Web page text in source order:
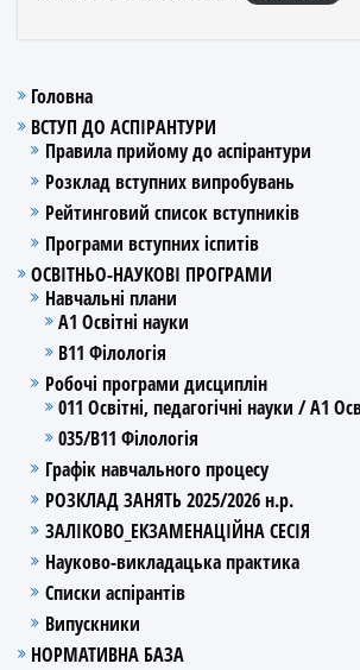
Головна
ВСТУП ДО АСПІРАНТУРИ
Правила прийому до аспірантури
Розклад вступних випробувань
Рейтинговий список вступників
Програми вступних іспитів
ОСВІТНЬО-НАУКОВІ ПРОГРАМИ
Навчальні плани
А1 Освітні науки
В11 Філологія
Робочі програми дисциплін
011 Освітні, педагогічні науки / А1
035/В11 Філологія
Графік навчального процесу
РОЗКЛАД ЗАНЯТЬ 2025/2026 н.р.
ЗАЛІКОВО_ЕКЗАМЕНАЦІЙНА СЕСІЯ
Науково-викладацька практика
Списки аспірантів
Випускники
НОРМАТИВНА БАЗА